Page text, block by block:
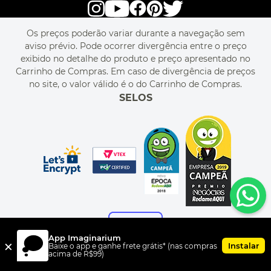
PERGUNTAS FREQUENTES
MEU CADASTRO
MEU PEDIDO
CUPONS DE DESCONTO
MAPA DO SITE
LIVELO
Os preços poderão variar durante a navegação sem
aviso prévio. Pode ocorrer divergência entre o preço
exibido no detalhe do produto e preço apresentado no
Carrinho de Compras. Em caso de divergência de preços
no site, o valor válido é o do Carrinho de Compras.
SELOS
× App Imaginarium
Baixe o app e ganhe frete grátis* (nas compras
acima de R$99)
Instalar